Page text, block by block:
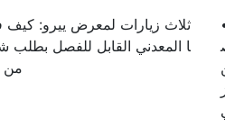
ا المعدني القابل للفصل بطلب
من
في الجامعات